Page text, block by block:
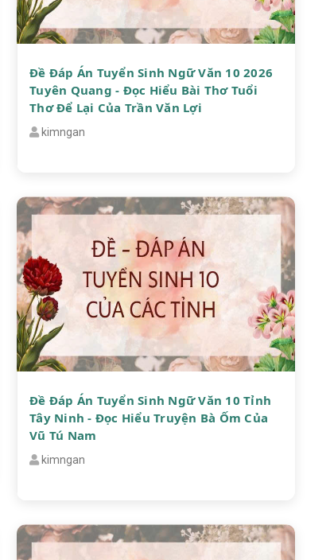
Đề Đáp Án Tuyển Sinh Ngữ Văn 10 2026
Tuyên Quang - Đọc Hiểu Bài Thơ Tuổi
Thơ Để Lại Của Trần Văn Lợi
kimngan
Đề Đáp Án Tuyển Sinh Ngữ Văn 10 Tỉnh
Tây Ninh - Đọc Hiểu Truyện Bà Ốm Của
Vũ Tú Nam
kimngan